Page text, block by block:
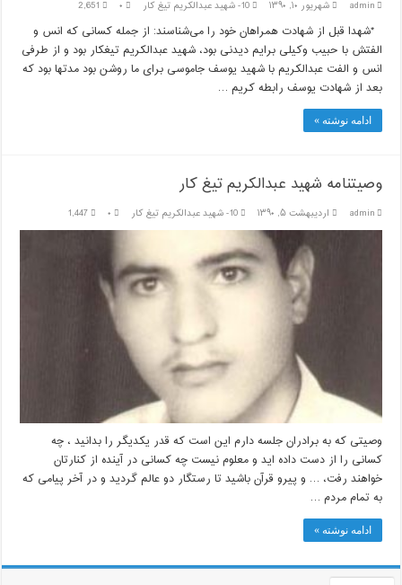
admin شهریور ۱۰, ۱۳۹۰ 10- شهيد عبدالكريم تيغ كار ۰ 2,651
*شهدا قبل از شهادت همراهان خود را می‌شناسند: از جمله کسانی که انس و
الفتش با حبیب وکیلی برایم دیدنی بود، شهید عبدالکریم تیغکار بود و از طرفی
انس و الفت عبدالکریم با شهید یوسف جاموسی برای ما روشن بود مدتها بود که
بعد از شهادت یوسف رابطه کریم …
ادامه نوشته »
وصیتنامه شهید عبدالکریم تیغ کار
admin اردیبهشت ۵, ۱۳۹۰ 10- شهيد عبدالكريم تيغ كار ۰ 1,447
وصیتی که به برادران جلسه دارم این است که قدر یکدیگر را بدانید ، چه
کسانی را از دست داده اید و معلوم نیست چه کسانی در آینده از کنارتان
خواهند رفت، … و پیرو قرآن باشید تا رستگار دو عالم گردید و در آخر پیامی که
به تمام مردم …
ادامه نوشته »